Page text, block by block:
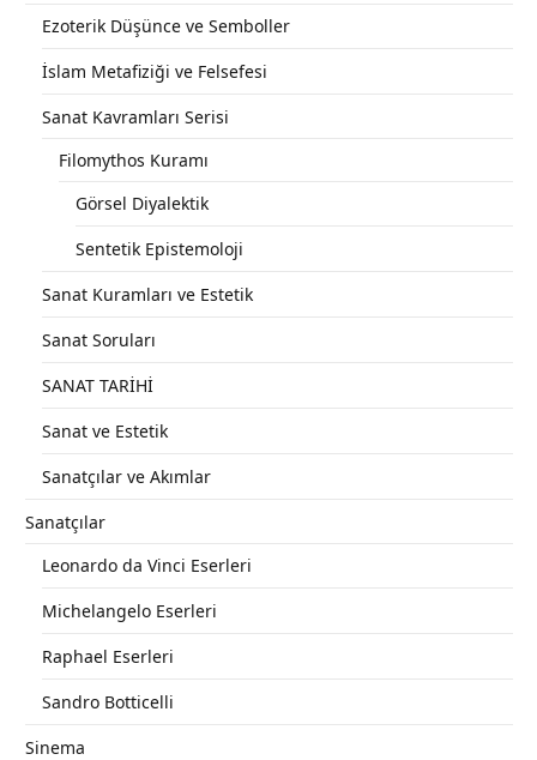
Ezoterik Düşünce ve Semboller
İslam Metafiziği ve Felsefesi
Sanat Kavramları Serisi
Filomythos Kuramı
Görsel Diyalektik
Sentetik Epistemoloji
Sanat Kuramları ve Estetik
Sanat Soruları
SANAT TARİHİ
Sanat ve Estetik
Sanatçılar ve Akımlar
Sanatçılar
Leonardo da Vinci Eserleri
Michelangelo Eserleri
Raphael Eserleri
Sandro Botticelli
Sinema